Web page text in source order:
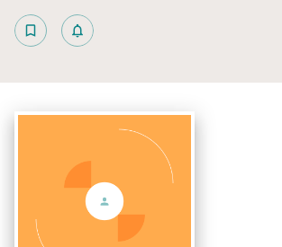
bookmark_border notifications_none_outlined